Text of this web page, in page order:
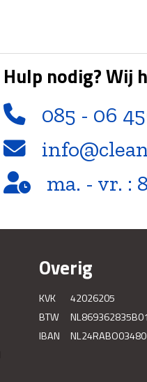
Hulp nodig? Wij
085 - 06
ma. - vr. :
Overig
KVK
42026205
BTW
NL869362835B01
IBAN